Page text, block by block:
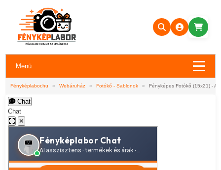
Menü
Fényképlabor.hu » Webáruház » Fotókő - Sablonok » Fényképes Fotókő (15x21) -
Chat
Chat
✕